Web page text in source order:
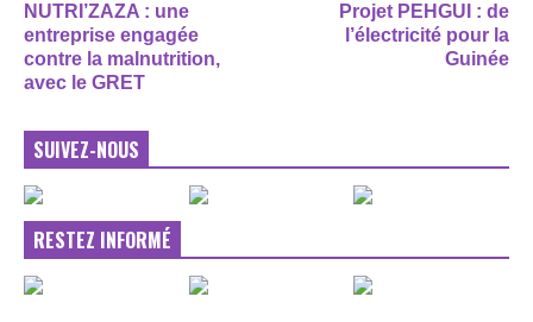
NUTRI’ZAZA : une
entreprise engagée
contre la malnutrition,
avec le GRET
Projet PEHGUI : de
l’électricité pour la
Guinée
SUIVEZ-NOUS
RESTEZ INFORMÉ